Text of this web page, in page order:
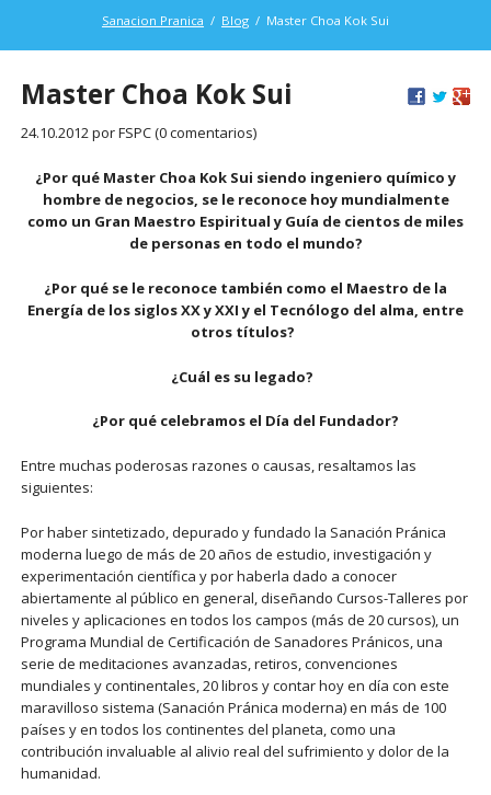
Sanacion Pranica Blog Master Choa Kok Sui
Master Choa Kok Sui
24.10.2012por FSPC (0 comentarios)
¿Por qué Master Choa Kok Sui siendo ingeniero químico y
hombre de negocios, se le reconoce hoy mundialmente
como un Gran Maestro Espiritual y Guía de cientos de miles
de personas en todo el mundo?
¿Por qué se le reconoce también como el Maestro de la
Energía de los siglos XX y XXI y el Tecnólogo del alma, entre
otros títulos?
¿Cuál es su legado?
¿Por qué celebramos el Día del Fundador?
Entre muchas poderosas razones o causas, resaltamos las
siguientes:
Por haber sintetizado, depurado y fundado la Sanación Pránica
moderna luego de más de 20 años de estudio, investigación y
experimentación científica y por haberla dado a conocer
abiertamente al público en general, diseñando Cursos-Talleres por
niveles y aplicaciones en todos los campos (más de 20 cursos), un
Programa Mundial de Certificación de Sanadores Pránicos, una
serie de meditaciones avanzadas, retiros, convenciones
mundiales y continentales, 20 libros y contar hoy en día con este
maravilloso sistema (Sanación Pránica moderna) en más de 100
países y en todos los continentes del planeta, como una
contribución invaluable al alivio real del sufrimiento y dolor de la
humanidad.